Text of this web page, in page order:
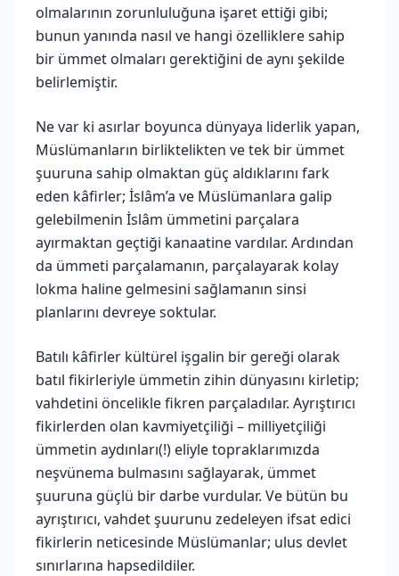
olmalarının zorunluluğuna işaret ettiği gibi;
bunun yanında nasıl ve hangi özelliklere sahip
bir ümmet olmaları gerektiğini de aynı şekilde
belirlemiştir.
Ne var ki asırlar boyunca dünyaya liderlik yapan,
Müslümanların birliktelikten ve tek bir ümmet
şuuruna sahip olmaktan güç aldıklarını fark
eden kâfirler; İslâm’a ve Müslümanlara galip
gelebilmenin İslâm ümmetini parçalara
ayırmaktan geçtiği kanaatine vardılar. Ardından
da ümmeti parçalamanın, parçalayarak kolay
lokma haline gelmesini sağlamanın sinsi
planlarını devreye soktular.
Batılı kâfirler kültürel işgalin bir gereği olarak
batıl fikirleriyle ümmetin zihin dünyasını kirletip;
vahdetini öncelikle fikren parçaladılar. Ayrıştırıcı
fikirlerden olan kavmiyetçiliği – milliyetçiliği
ümmetin aydınları(!) eliyle topraklarımızda
neşvünema bulmasını sağlayarak, ümmet
şuuruna güçlü bir darbe vurdular. Ve bütün bu
ayrıştırıcı, vahdet şuurunu zedeleyen ifsat edici
fikirlerin neticesinde Müslümanlar; ulus devlet
sınırlarına hapsedildiler.